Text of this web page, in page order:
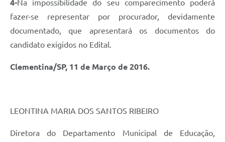
4-Na impossibilidade do seu comparecimento poderá
fazer-se representar por procurador, devidamente
documentado, que apresentará os documentos do
candidato exigidos no Edital.
Clementina/SP, 11 de Março de 2016.
LEONTINA MARIA DOS SANTOS RIBEIRO
Diretora do Departamento Municipal de Educação,